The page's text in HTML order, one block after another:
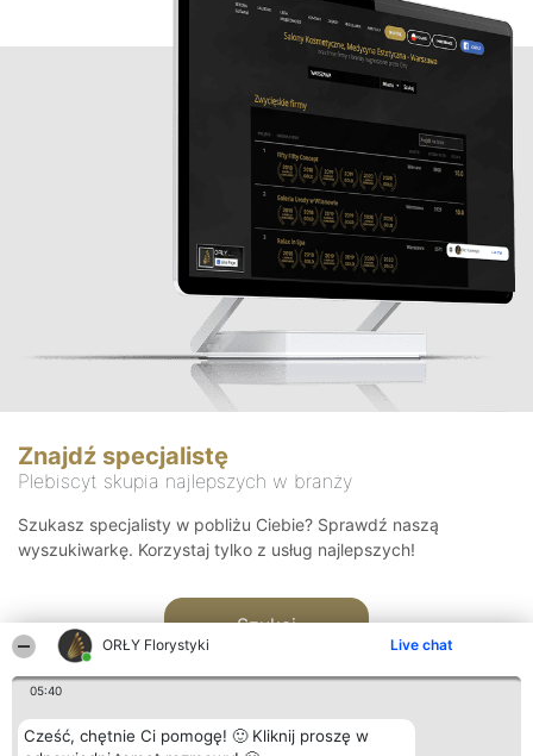
ORŁY Florystyki Live chat
05:40
Cześć, chętnie Ci pomogę! 🙂 Kliknij proszę w
Znajdź specjalistę
Plebiscyt skupia najlepszych w branży
Szukasz specjalisty w pobliżu Ciebie? Sprawdź naszą
wyszukiwarkę. Korzystaj tylko z usług najlepszych!
Szukaj